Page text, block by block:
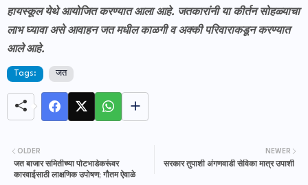
हायस्कूल येथे आयोजित करण्यात आला आहे. जतकारांनी या कीर्तन सोहळ्याचा
लाभ घ्यावा असे आवाहन जत मधील काळगी व अक्की परिवाराकडून करण्यात
आले आहे.
Tags: जत
NEWER
सरकार तुपाशी अंगणवाडी सेविका मात्र उपाशी
OLDER
जत बाजार समितीच्या पोटभाडेकरूंवर
कारवाईसाठी लाक्षणिक उपोषण; गौतम ऐवाळे